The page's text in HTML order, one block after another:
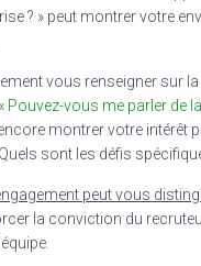
? » peut montrer votre
vous renseigner sur la
Pouvez-vous me parler de
montrer votre intérêt
sont les défis
peut vous
la conviction du